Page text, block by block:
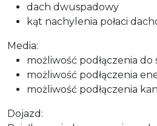
dach dwuspadowy
kąt nachylenia połaci
Media:
możliwość podłączenia
możliwość podłączenia
możliwość podłączenia
Dojazd: